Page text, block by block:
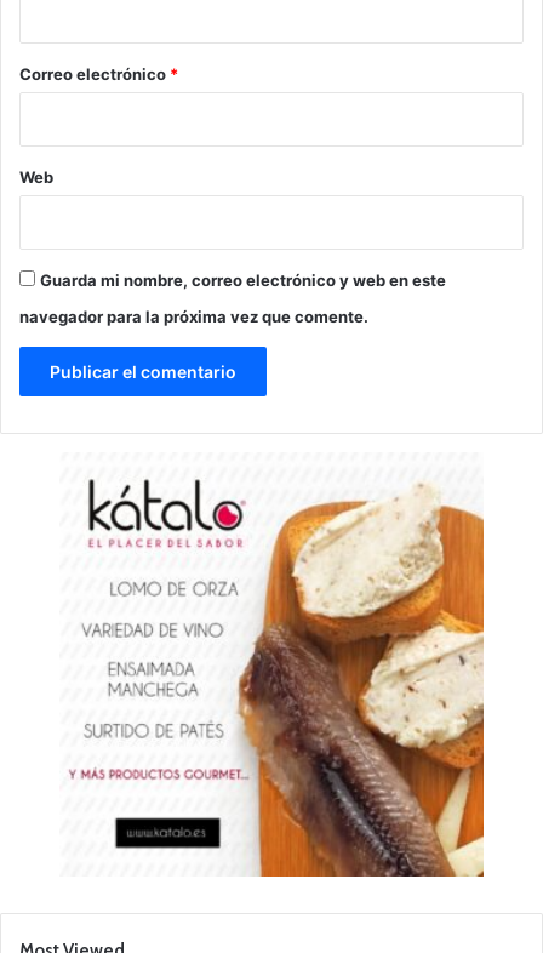
*
Correo electrónico *
Web
Guarda mi nombre, correo electrónico y web en este
navegador para la próxima vez que comente.